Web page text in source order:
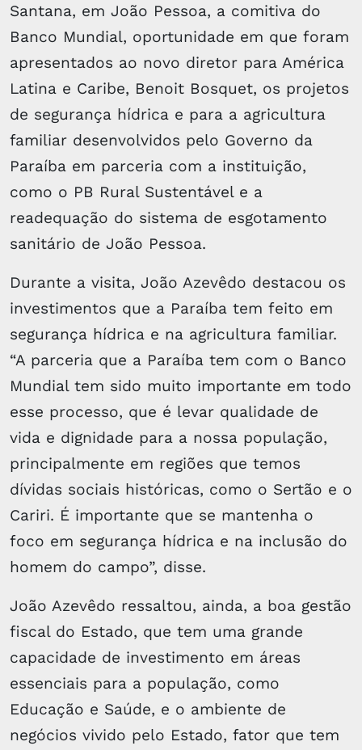
Santana, em João Pessoa, a comitiva do
Banco Mundial, oportunidade em que foram
apresentados ao novo diretor para América
Latina e Caribe, Benoit Bosquet, os projetos
de segurança hídrica e para a agricultura
familiar desenvolvidos pelo Governo da
Paraíba em parceria com a instituição,
como o PB Rural Sustentável e a
readequação do sistema de esgotamento
sanitário de João Pessoa.
Durante a visita, João Azevêdo destacou os
investimentos que a Paraíba tem feito em
segurança hídrica e na agricultura familiar.
“A parceria que a Paraíba tem com o Banco
Mundial tem sido muito importante em todo
esse processo, que é levar qualidade de
vida e dignidade para a nossa população,
principalmente em regiões que temos
dívidas sociais históricas, como o Sertão e o
Cariri. É importante que se mantenha o
foco em segurança hídrica e na inclusão do
homem do campo”, disse.
João Azevêdo ressaltou, ainda, a boa gestão
fiscal do Estado, que tem uma grande
capacidade de investimento em áreas
essenciais para a população, como
Educação e Saúde, e o ambiente de
negócios vivido pelo Estado, fator que tem